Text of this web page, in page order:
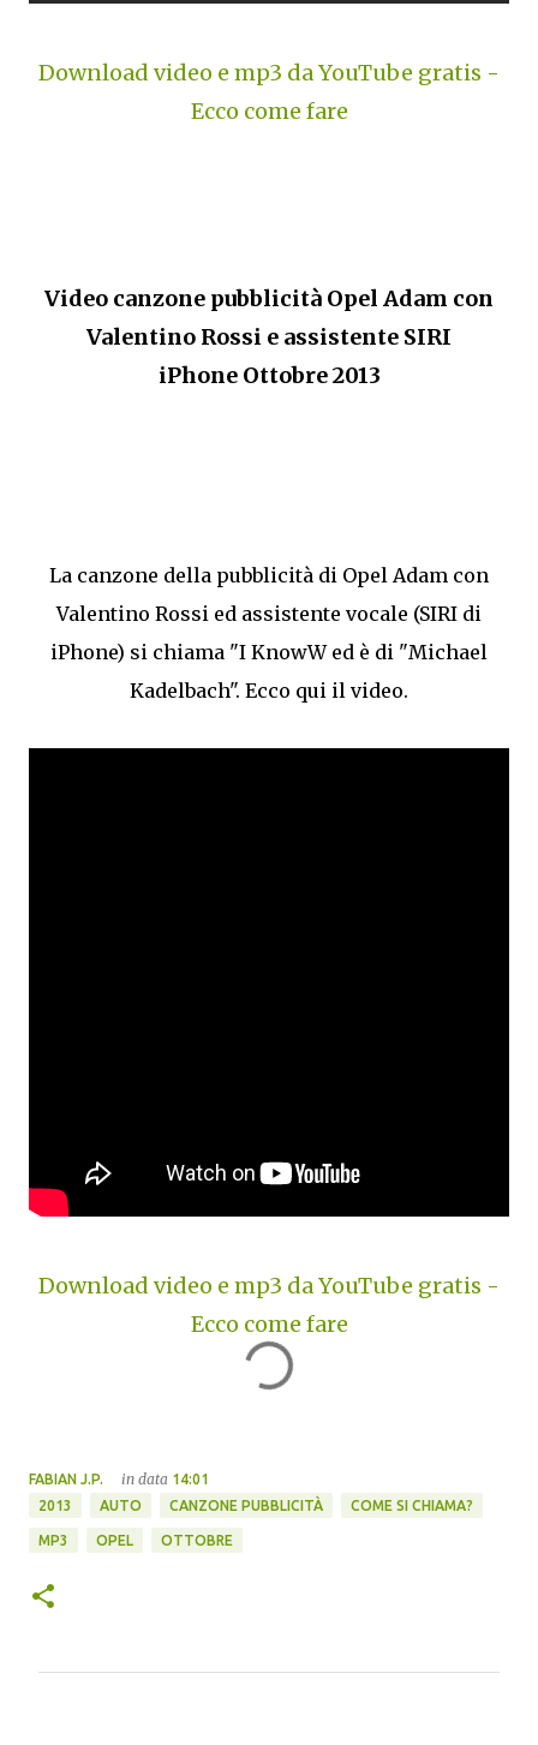
Download video e mp3 da YouTube gratis -
Ecco come fare
Video canzone pubblicità Opel Adam con
Valentino Rossi e assistente SIRI
iPhone Ottobre 2013
La canzone della pubblicità di Opel Adam con
Valentino Rossi ed assistente vocale (SIRI di
iPhone) si chiama "I KnowW ed è di "Michael
Kadelbach". Ecco qui il video.
Download video e mp3 da YouTube gratis -
Ecco come fare
FABIAN J.P. in data 14:01
2013
AUTO CANZONE PUBBLICITÀ COME SI CHIAMA?
MP3 OPEL OTTOBRE